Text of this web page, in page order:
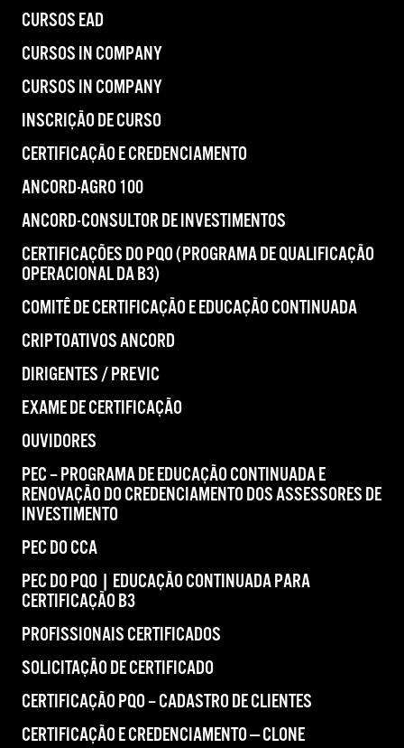
CURSOS EAD
CURSOS IN COMPANY
CURSOS IN COMPANY
INSCRIÇÃO DE CURSO
CERTIFICAÇÃO E CREDENCIAMENTO
ANCORD-AGRO 100
ANCORD-CONSULTOR DE INVESTIMENTOS
CERTIFICAÇÕES DO PQO (PROGRAMA DE QUALIFICAÇÃO
OPERACIONAL DA B3)
COMITÊ DE CERTIFICAÇÃO E EDUCAÇÃO CONTINUADA
CRIPTOATIVOS ANCORD
DIRIGENTES / PREVIC
EXAME DE CERTIFICAÇÃO
OUVIDORES
PEC – PROGRAMA DE EDUCAÇÃO CONTINUADA E
RENOVAÇÃO DO CREDENCIAMENTO DOS ASSESSORES DE
INVESTIMENTO
PEC DO CCA
PEC DO PQO | EDUCAÇÃO CONTINUADA PARA
CERTIFICAÇÃO B3
PROFISSIONAIS CERTIFICADOS
SOLICITAÇÃO DE CERTIFICADO
CERTIFICAÇÃO PQO – CADASTRO DE CLIENTES
CERTIFICAÇÃO E CREDENCIAMENTO — CLONE